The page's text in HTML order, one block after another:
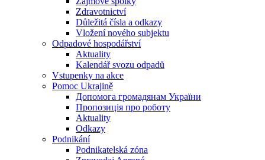
Zdravotnictví
Důležitá čísla a odkazy
Vložení nového subjektu
Odpadové hospodářství
Aktuality
Kalendář svozu odpadů
Vstupenky na akce
Pomoc Ukrajině
Допомога громадянам України
Пропозиція про роботу
Aktuality
Odkazy
Podnikání
Podnikatelská zóna